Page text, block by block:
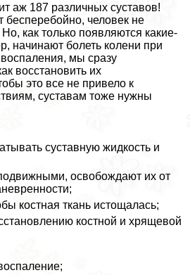
аж 187 различных суставов!
бесперебойно, человек не
как только появляются какие-
начинают болеть колени при
мы сразу
восстановить их
это все не привело к
суставам тоже нужны
суставную жидкость и
освобождают их от
костная ткань истощалась;
костной и хрящевой